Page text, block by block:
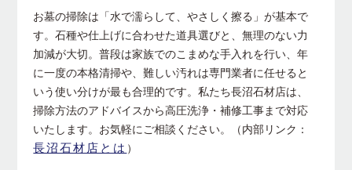
お墓の掃除は「水で濡らして、やさしく擦る」が基本で
す。石種や仕上げに合わせた道具選びと、無理のない力
加減が大切。普段は家族でのこまめな手入れを行い、年
に一度の本格清掃や、難しい汚れは専門業者に任せると
いう使い分けが最も合理的です。私たち長沼石材店は、
掃除方法のアドバイスから高圧洗浄・補修工事まで対応
いたします。お気軽にご相談ください。（内部リンク：
長沼石材店とは ）